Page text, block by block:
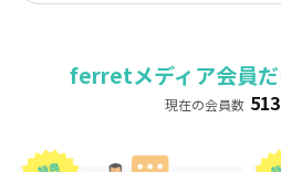
ferretメディア会員
現在の会員数